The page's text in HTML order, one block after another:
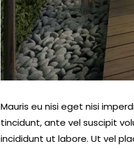
Mauris eu nisi eget nisi
tincidunt, ante vel suscipit
incididunt ut labore. Ut vel